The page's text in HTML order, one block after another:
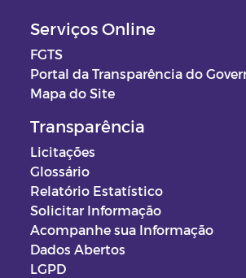
Serviços Online
FGTS
Portal da Transparência do
Mapa do Site
Transparência
Licitações
Glossário
Relatório Estatístico
Solicitar Informação
Acompanhe sua Informação
Dados Abertos
LGPD